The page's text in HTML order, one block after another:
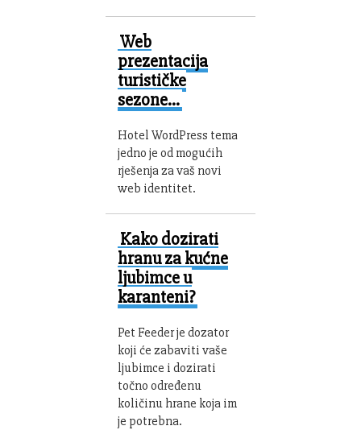
Web
prezentacija
turističke
sezone…
Hotel WordPress tema
jedno je od mogućih
rješenja za vaš novi
web identitet.
Kako dozirati
hranu za kućne
ljubimce u
karanteni?
Pet Feeder je dozator
koji će zabaviti vaše
ljubimce i dozirati
točno određenu
količinu hrane koja im
je potrebna.